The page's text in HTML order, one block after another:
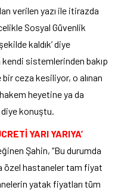
verilen yazı ile itirazda
Sosyal Güvenlik
kaldık’ diye
kendi sistemlerinden bakıp
ceza kesiliyor, o alınan
heyetine ya da
konuştu.
YARI YARIYA’
Şahin, “Bu durumda
özel hastaneler tam fiyat
yatak fiyatları tüm